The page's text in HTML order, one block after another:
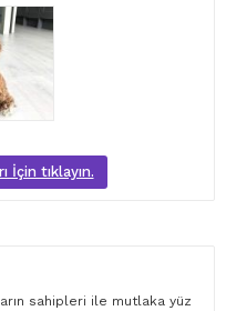
İçin tıklayın.
sahipleri ile mutlaka yüz